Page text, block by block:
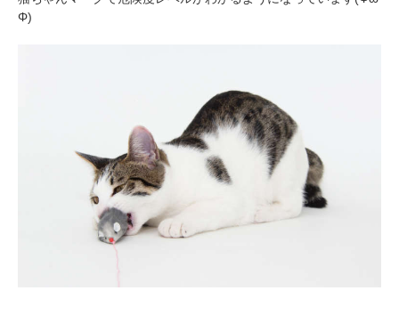
Φ)
pecodogs
いぬ部をフォロー
pecocats
ねこ部をフォロー